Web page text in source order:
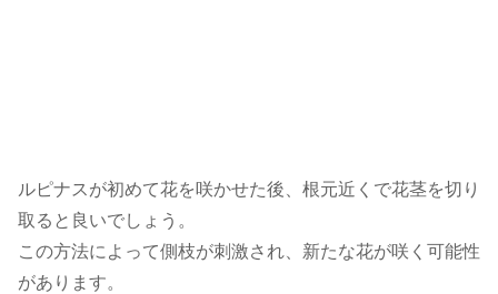
ルピナスが初めて花を咲かせた後、根元近くで花茎を切り
取ると良いでしょう。
この方法によって側枝が刺激され、新たな花が咲く可能性
があります。